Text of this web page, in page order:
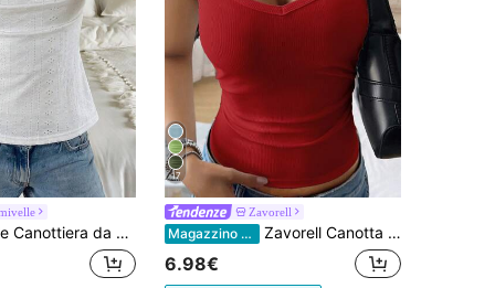
donna sexy minimalista ad alta elasticità
17
Zavorell
Magazzino EU Zavorell Canotta sportiva in maglia dallo stile sensuale e sexy, top slim fit rosso da donna
6.98€